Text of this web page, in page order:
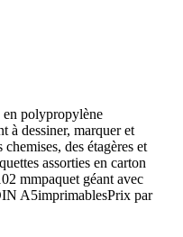
en polypropylène
à dessiner, marquer et
des étagères et
assorties en carton
mmpaquet géant avec
A5imprimablesPrix par